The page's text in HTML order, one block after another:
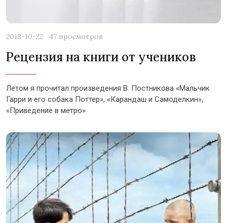
2018-10-22 47 просмотров
Рецензия на книги от учеников
Летом я прочитал произведения В. Постникова «Мальчик
Гарри и его собака Поттер», «Карандаш и Самоделкин»,
«Приведение в метро»